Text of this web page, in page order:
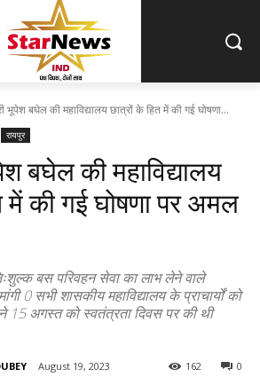
भूपेश बघेल की महाविद्यालय छात्रों के हित में की गई घोषणा...
रायपुर
बघेल की महाविद्यालय
में की गई घोषणा पर अमल
बस परिवहन सेवा का लाभ लेने वाले
मांगी 0 सभी शासकीय महाविद्यालय के प्राचार्यों को
15 अगस्त को स्वतंत्रता दिवस पर की थी
August 19, 2023 0
162